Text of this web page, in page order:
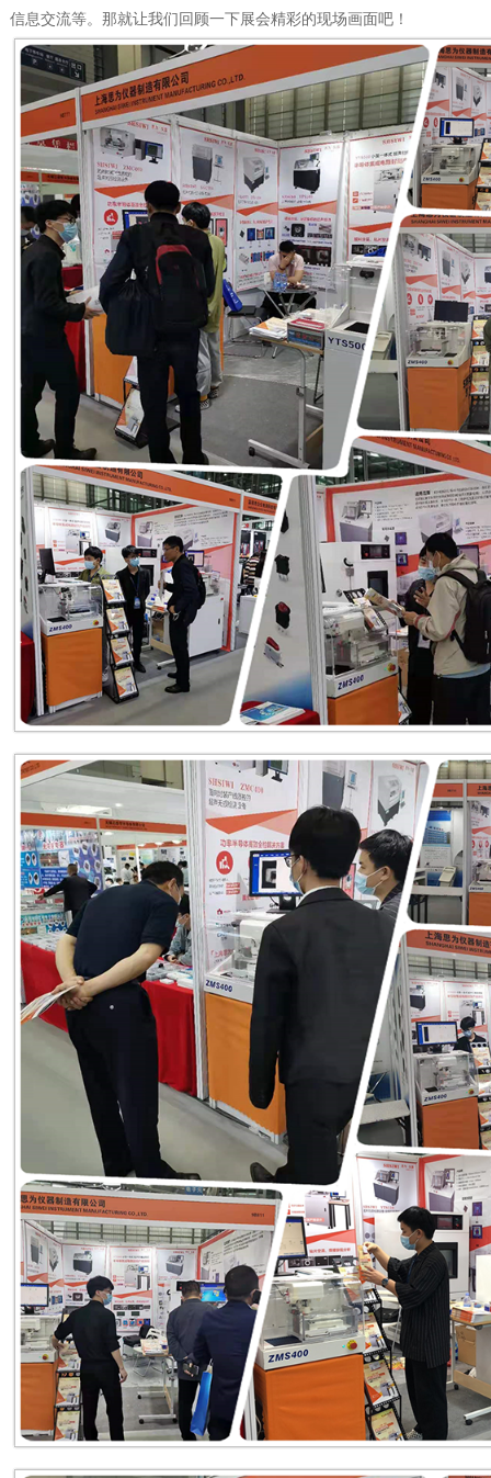
信息交流等。那就让我们回顾一下展会精彩的现场画面吧！